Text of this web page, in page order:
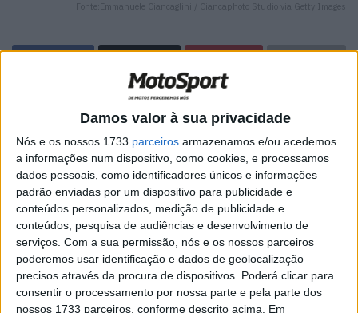
Damos valor à sua privacidade
Nós e os nossos 1733 parceiros armazenamos e/ou acedemos
a informações num dispositivo, como cookies, e processamos
dados pessoais, como identificadores únicos e informações
padrão enviadas por um dispositivo para publicidade e
conteúdos personalizados, medição de publicidade e
conteúdos, pesquisa de audiências e desenvolvimento de
serviços. Com a sua permissão, nós e os nossos parceiros
poderemos usar identificação e dados de geolocalização
precisos através da procura de dispositivos. Poderá clicar para
consentir o processamento por nossa parte e pela parte dos
nossos 1733 parceiros, conforme descrito acima. Em
Fonte:Emmanuele Ciancaglini / Ciancaphoto Studio via Getty Images
🔊 Ouvir artigo
A chegada da Liberty Media ao universo do MotoGP
continua a gerar debate dentro do paddock. Enquanto
continuam as negociações e a divisão económica entre
organizadores e equipas, várias vozes importantes do
campeonato começam a mostrar preocupação com o
futuro da categoria. Uma delas foi a de Davide Tardozzi,
team manager da Ducati, numa entrevista concedida ao
meio italianoCorsedimotoe também repercutida pela
Speedweek. O dirigente italiano analisou a situação atual